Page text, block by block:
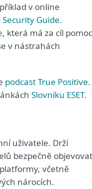
v online
Security Guide.
, která má za cíl
v nástrahách
podcast True Positive.
Slovníku ESET.
uživatele. Drží
bezpečně objevovat
včetně
nárocích.